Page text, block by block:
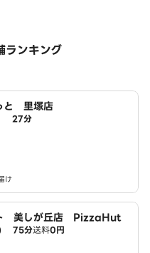
ランキング
と 里塚店
27分
け
美しが丘店 PizzaHut
75分送料0円